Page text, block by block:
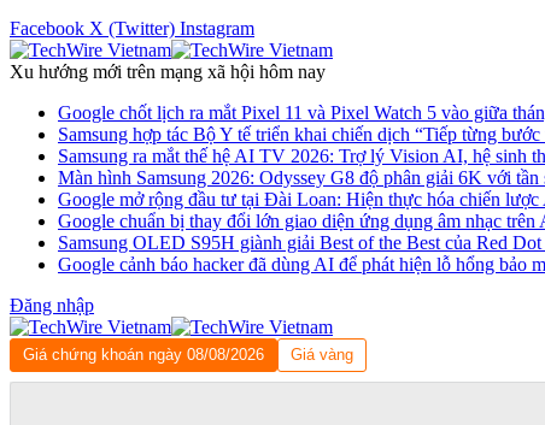
Facebook X (Twitter) Instagram
Xu hướng mới trên mạng xã hội hôm nay
Google chốt lịch ra mắt Pixel 11 và Pixel Watch 5 vào giữa
Samsung hợp tác Bộ Y tế triển khai chiến dịch “Tiếp từng
Samsung ra mắt thế hệ AI TV 2026: Trợ lý Vision AI, hệ sinh
Màn hình Samsung 2026: Odyssey G8 độ phân giải 6K với tần
Google mở rộng đầu tư tại Đài Loan: Hiện thực hóa chiến
Google chuẩn bị thay đổi lớn giao diện ứng dụng âm nhạc trên
Samsung OLED S95H giành giải Best of the Best của Red
Google cảnh báo hacker đã dùng AI để phát hiện lỗ hổng bảo
Đăng nhập
Giá chứng khoán ngày 08/08/2026 Giá vàng